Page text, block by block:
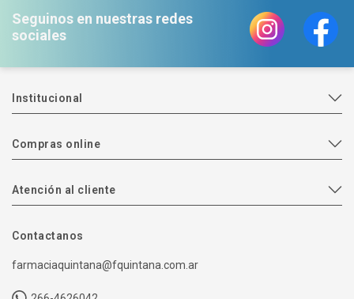
Seguinos en nuestras redes
sociales
Institucional
Compras online
Atención al cliente
Contactanos
farmaciaquintana@fquintana.com.ar